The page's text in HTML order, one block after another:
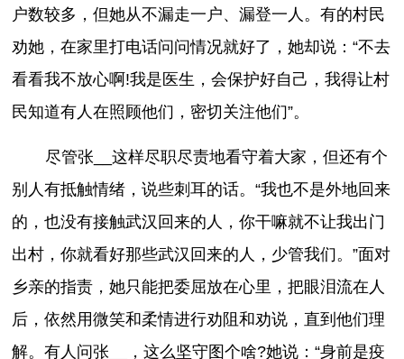
户数较多，但她从不漏走一户、漏登一人。有的村民
劝她，在家里打电话问问情况就好了，她却说：“不去
看看我不放心啊!我是医生，会保护好自己，我得让村
民知道有人在照顾他们，密切关注他们”。
尽管张__这样尽职尽责地看守着大家，但还有个
别人有抵触情绪，说些刺耳的话。“我也不是外地回来
的，也没有接触武汉回来的人，你干嘛就不让我出门
出村，你就看好那些武汉回来的人，少管我们。”面对
乡亲的指责，她只能把委屈放在心里，把眼泪流在人
后，依然用微笑和柔情进行劝阻和劝说，直到他们理
解。有人问张__，这么坚守图个啥?她说：“身前是疫